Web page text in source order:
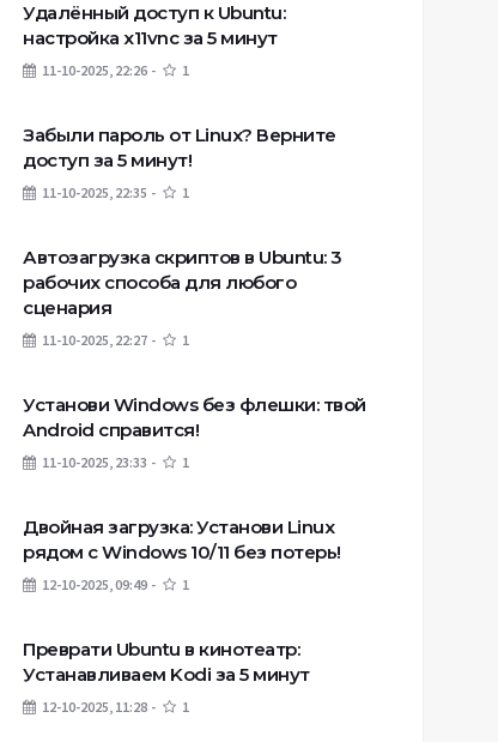
Удалённый доступ к Ubuntu:
настройка x11vnc за 5 минут
11-10-2025, 22:26 1
Забыли пароль от Linux? Верните
доступ за 5 минут!
11-10-2025, 22:35 1
Автозагрузка скриптов в Ubuntu: 3
рабочих способа для любого
сценария
11-10-2025, 22:27 1
Установи Windows без флешки: твой
Android справится!
11-10-2025, 23:33 1
Двойная загрузка: Установи Linux
рядом с Windows 10/11 без потерь!
12-10-2025, 09:49 1
Преврати Ubuntu в кинотеатр:
Устанавливаем Kodi за 5 минут
12-10-2025, 11:28 1